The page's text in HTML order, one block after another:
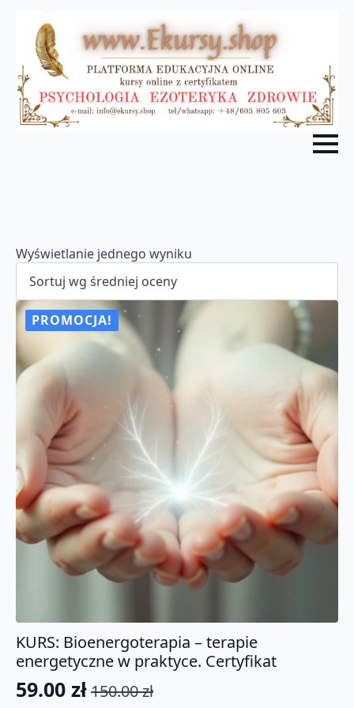
Wyświetlanie jednego wyniku
PROMOCJA!
KURS: Bioenergoterapia – terapie
energetyczne w praktyce. Certyfikat
150.00zł
Pierwotna
59.00 zł
Aktualna